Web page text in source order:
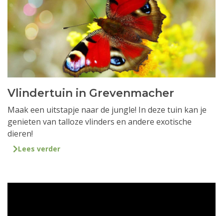
Vlindertuin in Grevenmacher
Maak een uitstapje naar de jungle! In deze tuin kan je
genieten van talloze vlinders en andere exotische
dieren!
Lees verder